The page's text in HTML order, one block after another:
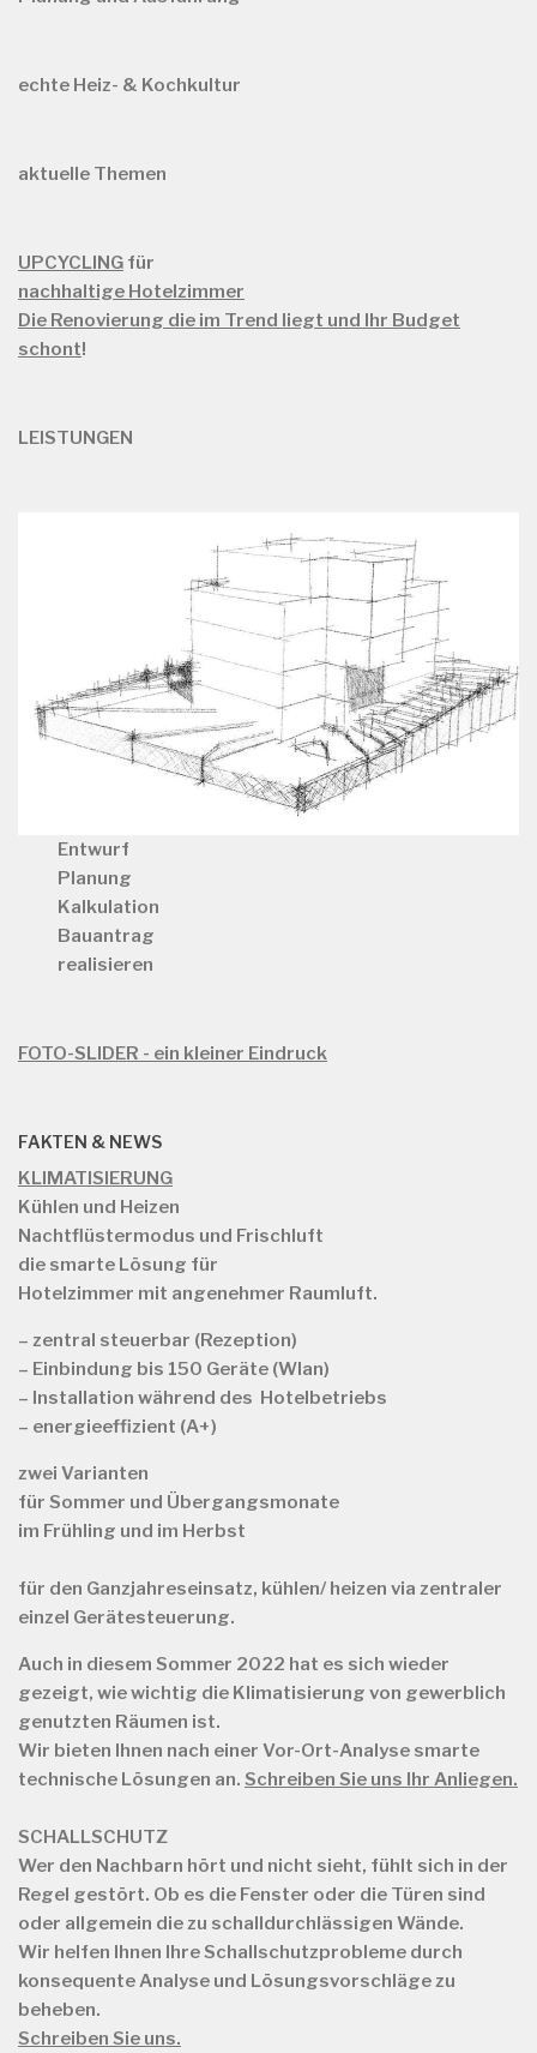
echte Heiz- & Kochkultur
aktuelle Themen
UPCYCLING für
nachhaltige Hotelzimmer
Die Renovierung die im Trend liegt und Ihr Budget
schont!
LEISTUNGEN
Entwurf
Planung
Kalkulation
Bauantrag
realisieren
FOTO-SLIDER - ein kleiner Eindruck
FAKTEN & NEWS
KLIMATISIERUNG
Kühlen und Heizen
Nachtflüstermodus und Frischluft
die smarte Lösung für
Hotelzimmer mit angenehmer Raumluft.
– zentral steuerbar (Rezeption)
– Einbindung bis 150 Geräte (Wlan)
– Installation während des Hotelbetriebs
– energieeffizient (A+)
zwei Varianten
für Sommer und Übergangsmonate
im Frühling und im Herbst
für den Ganzjahreseinsatz, kühlen/ heizen via zentraler
einzel Gerätesteuerung.
Auch in diesem Sommer 2022 hat es sich wieder
gezeigt, wie wichtig die Klimatisierung von gewerblich
genutzten Räumen ist.
Wir bieten Ihnen nach einer Vor-Ort-Analyse smarte
technische Lösungen an. Schreiben Sie uns Ihr Anliegen.
SCHALLSCHUTZ
Wer den Nachbarn hört und nicht sieht, fühlt sich in der
Regel gestört. Ob es die Fenster oder die Türen sind
oder allgemein die zu schalldurchlässigen Wände.
Wir helfen Ihnen Ihre Schallschutzprobleme durch
konsequente Analyse und Lösungsvorschläge zu
beheben.
Schreiben Sie uns.